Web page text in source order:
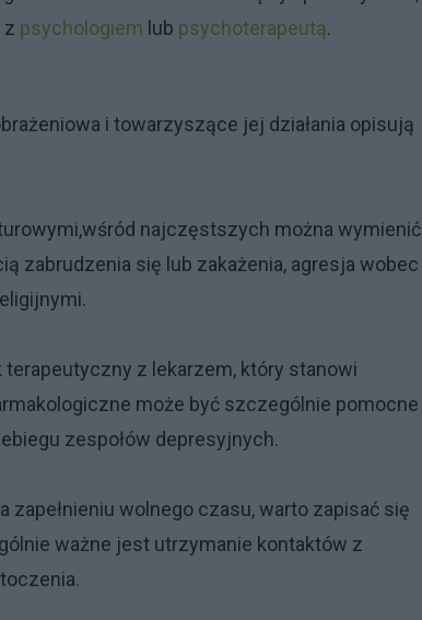
z psychologiem lub psychoterapeutą.
i towarzyszące jej działania opisują
najczęstszych można wymienić
zabrudzenia się lub zakażenia, agresja wobec
terapeutyczny z lekarzem, który stanowi
może być szczególnie pomocne
zespołów depresyjnych.
wolnego czasu, warto zapisać się
ważne jest utrzymanie kontaktów z